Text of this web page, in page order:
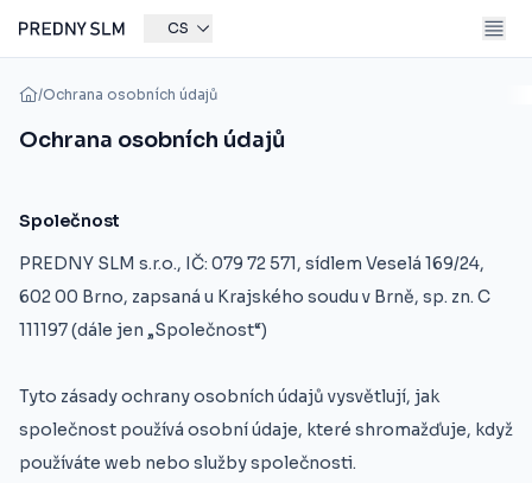
CS
/Ochrana osobních údajů
Ochrana osobních údajů
Společnost
PREDNY SLM s.r.o., IČ: 079 72 571, sídlem Veselá 169/24,
602 00 Brno, zapsaná u Krajského soudu v Brně, sp. zn. C
111197 (dále jen „Společnost“)
Tyto zásady ochrany osobních údajů vysvětlují, jak
společnost používá osobní údaje, které shromažďuje, když
používáte web nebo služby společnosti.